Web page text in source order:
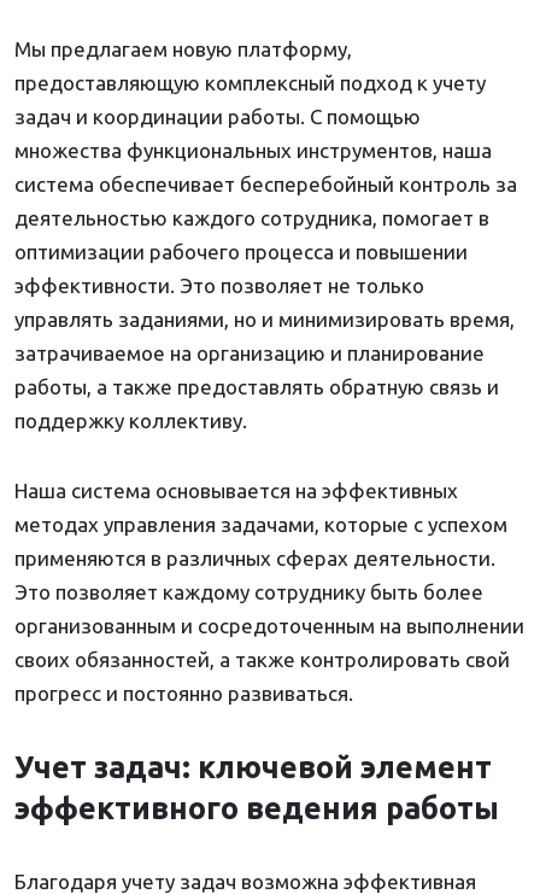
Мы предлагаем новую платформу,
предоставляющую комплексный подход к учету
задач и координации работы. С помощью
множества функциональных инструментов, наша
система обеспечивает бесперебойный контроль за
деятельностью каждого сотрудника, помогает в
оптимизации рабочего процесса и повышении
эффективности. Это позволяет не только
управлять заданиями, но и минимизировать время,
затрачиваемое на организацию и планирование
работы, а также предоставлять обратную связь и
поддержку коллективу.
Наша система основывается на эффективных
методах управления задачами, которые с успехом
применяются в различных сферах деятельности.
Это позволяет каждому сотруднику быть более
организованным и сосредоточенным на выполнении
своих обязанностей, а также контролировать свой
прогресс и постоянно развиваться.
Учет задач: ключевой элемент
эффективного ведения работы
Благодаря учету задач возможна эффективная